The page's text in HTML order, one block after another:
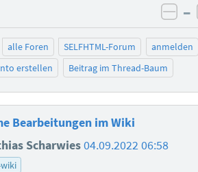
–
alle Foren SELFHTML-Forum
anmelden
erstellen
Beitrag im Thread-Baum
Bearbeitungen im Wiki
Scharwies 04.09.2022 06:58